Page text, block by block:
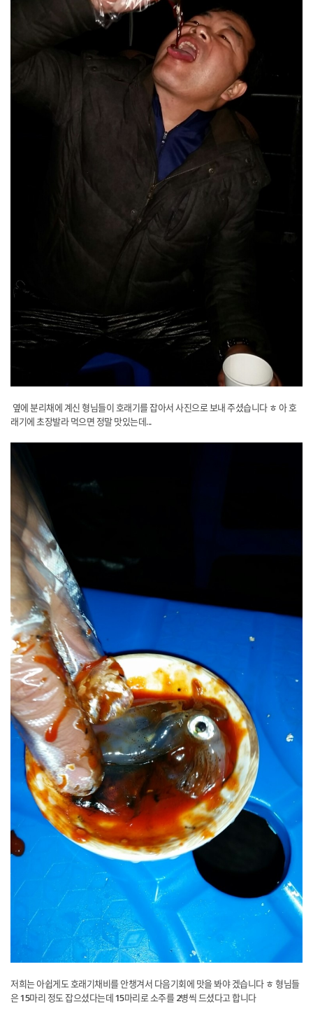
​ ​옆에 분리채에 계신 형님들이 호래기를 잡아서 사진으로 보내 주셨습니다 ㅎ 아 호
래기에 초장발라 먹으면 정말 맛있는데...
​저희는 아쉽게도 호래기채비를 안챙겨서 다음기회에 맛을 봐야 겠습니다 ㅎ 형님들
은 15마리 정도 잡으셨다는데 15마리로 소주를 2병씩 드셨다고 합니다